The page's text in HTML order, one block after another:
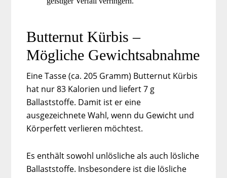
Butternut Kürbis –
Mögliche Gewichtsabnahme
Eine Tasse (ca. 205 Gramm) Butternut Kürbis
hat nur 83 Kalorien und liefert 7 g
Ballaststoffe. Damit ist er eine
ausgezeichnete Wahl, wenn du Gewicht und
Körperfett verlieren möchtest.
Es enthält sowohl unlösliche als auch lösliche
Ballaststoffe. Insbesondere ist die lösliche